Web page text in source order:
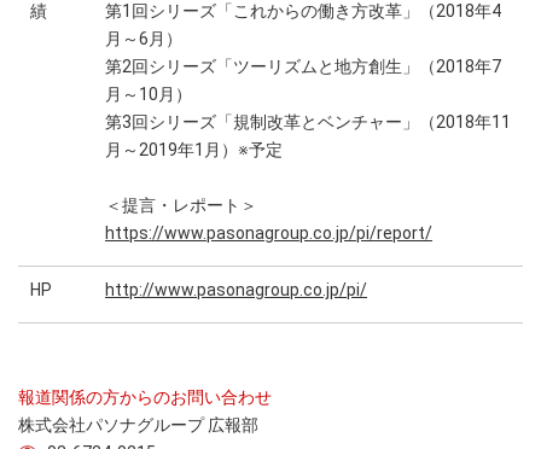
績
第1回シリーズ「これからの働き方改革」（2018年4
月～6月）
第2回シリーズ「ツーリズムと地方創生」（2018年7
月～10月）
第3回シリーズ「規制改革とベンチャー」（2018年11
月～2019年1月）※予定
＜提言・レポート＞
https://www.pasonagroup.co.jp/pi/report/
HP http://www.pasonagroup.co.jp/pi/
報道関係の方からのお問い合わせ
株式会社パソナグループ 広報部